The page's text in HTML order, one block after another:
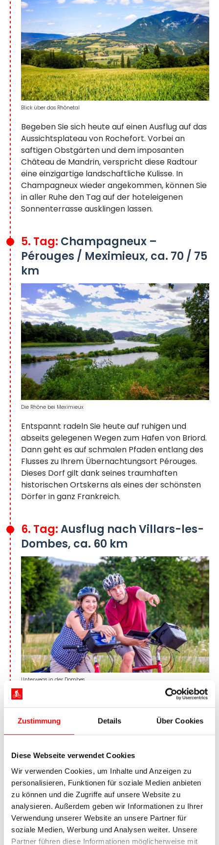
Zustimmung Details Über Cookies
Diese Webseite verwendet Cookies
Wir verwenden Cookies, um Inhalte und Anzeigen zu
personalisieren, Funktionen für soziale Medien anbieten
zu können und die Zugriffe auf unsere Website zu
analysieren. Außerdem geben wir Informationen zu Ihrer
Verwendung unserer Website an unsere Partner für
soziale Medien, Werbung und Analysen weiter. Unsere
Partner führen diese Informationen möglicherweise mit
Begeben Sie sich heute auf einen Ausflug auf das
Aussichtsplateau von Rochefort. Vorbei an
saftigen Obstgärten und dem imposanten
Château de Mandrin, verspricht diese Radtour
eine einzigartige landschaftliche Kulisse. In
Champagneux wieder angekommen, können Sie
in aller Ruhe den Tag auf der hoteleigenen
Sonnenterrasse ausklingen lassen.
Blick über das Rhônetal
5. Tag: Champagneux –
Pérouges / Meximieux, ca. 70 / 75
km
Entspannt radeln Sie heute auf ruhigen und
abseits gelegenen Wegen zum Hafen von Briord.
Dann geht es auf schmalen Pfaden entlang des
Flusses zu Ihrem Übernachtungsort Pérouges.
Dieses Dorf gilt dank seines traumhaften
historischen Ortskerns als eines der schönsten
Dörfer in ganz Frankreich.
Die Rhône bei Meximieux
6. Tag:Ausflug nach Villars-les-
Dombes, ca. 60 km
Sie verlassen auf der heutigen Radtour die Rhône
für einen Ausflug durch die Teichlandschaft der
Dombes. Der Untergrund der Region besteht aus
wasserundurchlässigem Lehm, was seit
Vor allem Karpfen, Hechten und Schleien
werden in den schätzungsweisen 1000
Fischteichen gezüchtet. In Villars-les-Dombes
können Sie mehr als 3000 Vögel aus aller Welt
beobachten (nicht inklusive), bevor Sie zurück
nach Meximieux oder Pérouges fahren.
Unterwegs in der Dombes